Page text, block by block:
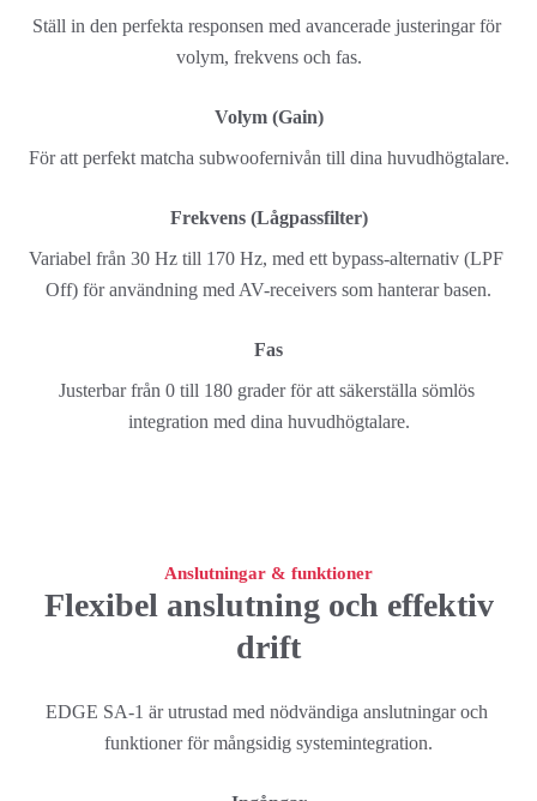
Ställ in den perfekta responsen med avancerade justeringar för
volym, frekvens och fas.
Volym (Gain)
För att perfekt matcha subwoofernivån till dina huvudhögtalare.
Frekvens (Lågpassfilter)
Variabel från 30 Hz till 170 Hz, med ett bypass-alternativ (LPF
Off) för användning med AV-receivers som hanterar basen.
Fas
Justerbar från 0 till 180 grader för att säkerställa sömlös
integration med dina huvudhögtalare.
Anslutningar & funktioner
Flexibel anslutning och effektiv
drift
EDGE SA-1 är utrustad med nödvändiga anslutningar och
funktioner för mångsidig systemintegration.